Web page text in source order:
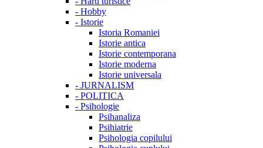
- Hobby
- Istorie
Istoria Romaniei
Istorie antica
Istorie contemporana
Istorie moderna
Istorie universala
- JURNALISM
- POLITICA
- Psihologie
Psihanaliza
Psihiatrie
Psihologia copilului